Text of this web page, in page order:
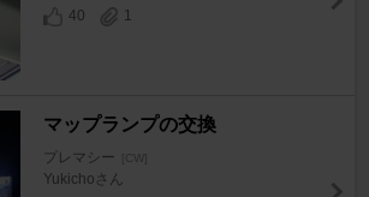
40
1
マップランプの交換
プレマシー [CW]
Yukichoさん